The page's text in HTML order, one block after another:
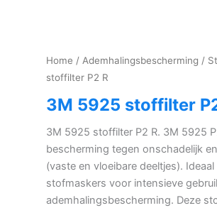
Home / Ademhalingsbescherming /
stoffilter P2 R
3M 5925 stoffilter
3M 5925 stoffilter P2 R. 3M 5925
bescherming tegen onschadelijk
(vaste en vloeibare deeltjes).
stofmaskers voor intensieve
ademhalingsbescherming. Deze